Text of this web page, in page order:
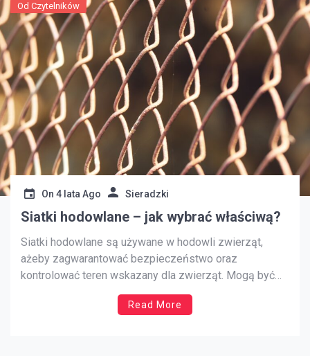
Od Czytelników
On 4 lata Ago Sieradzki
Siatki hodowlane – jak wybrać właściwą?
Siatki hodowlane są używane w hodowli zwierząt,
ażeby zagwarantować bezpieczeństwo oraz
kontrolować teren wskazany dla zwierząt. Mogą być
one używane w różnorodnych typach hodowli, takich jak
hodowla drobiu, trzody świń, krów oraz owiec. Siatki
Read More